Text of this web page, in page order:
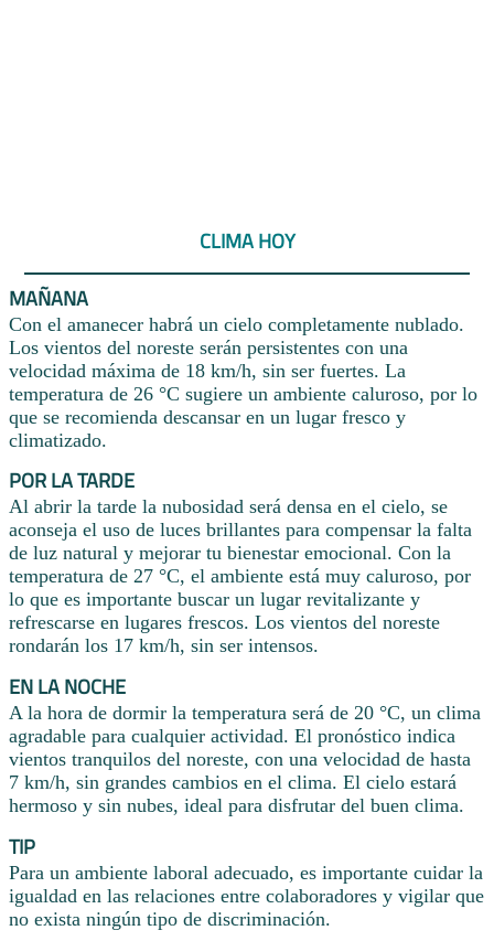
CLIMA HOY
MAÑANA
Con el amanecer habrá un cielo completamente nublado.
Los vientos del noreste serán persistentes con una
velocidad máxima de 18 km/h, sin ser fuertes. La
temperatura de 26 °C sugiere un ambiente caluroso, por lo
que se recomienda descansar en un lugar fresco y
climatizado.
POR LA TARDE
Al abrir la tarde la nubosidad será densa en el cielo, se
aconseja el uso de luces brillantes para compensar la falta
de luz natural y mejorar tu bienestar emocional. Con la
temperatura de 27 °C, el ambiente está muy caluroso, por
lo que es importante buscar un lugar revitalizante y
refrescarse en lugares frescos. Los vientos del noreste
rondarán los 17 km/h, sin ser intensos.
EN LA NOCHE
A la hora de dormir la temperatura será de 20 °C, un clima
agradable para cualquier actividad. El pronóstico indica
vientos tranquilos del noreste, con una velocidad de hasta
7 km/h, sin grandes cambios en el clima. El cielo estará
hermoso y sin nubes, ideal para disfrutar del buen clima.
TIP
Para un ambiente laboral adecuado, es importante cuidar la
igualdad en las relaciones entre colaboradores y vigilar que
no exista ningún tipo de discriminación.